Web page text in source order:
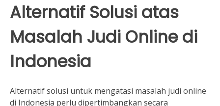
Alternatif Solusi atas
Masalah Judi Online di
Indonesia
Alternatif solusi untuk mengatasi masalah judi online
di Indonesia perlu dipertimbangkan secara